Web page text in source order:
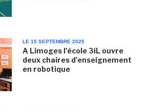
LE 15 SEPTEMBRE 2025
A Limoges l'école 3iL ouvre
deux chaires d'enseignement
en robotique